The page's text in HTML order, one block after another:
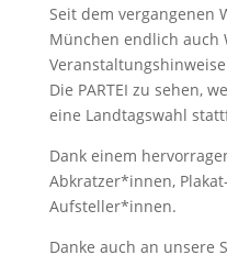
Seit dem vergangenen
München endlich auch
Die PARTEI zu sehen,
eine Landtagswahl
Dank einem
Abkratzer*innen,
Aufsteller*innen.
Danke auch an unsere